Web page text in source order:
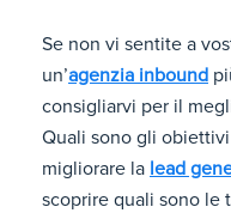
Se non vi sentite a
un’agenzia inbound
consigliarvi per il
Quali sono gli
migliorare la lead
scoprire quali sono le